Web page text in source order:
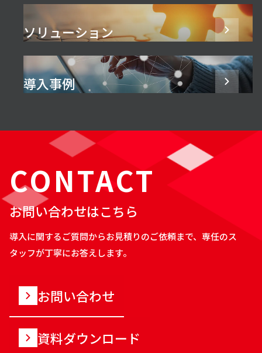
ソリューション
導入事例
CONTACT
お問い合わせはこちら
導入に関するご質問からお見積りのご依頼まで、専任のス
タッフが丁寧にお答えします。
お問い合わせ
資料ダウンロード